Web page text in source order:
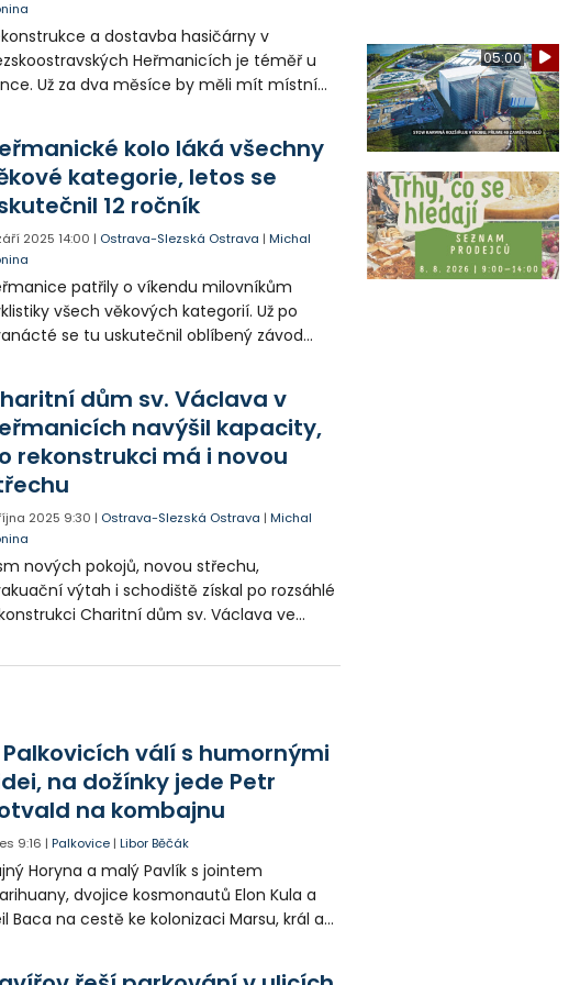
a dostavba hasičárny v
Heřmanicích je téměř u
Už za dva měsíce by měli mít místní
milionů korun.kolo láká všechny
kategorie, letos se
12 ročník
2025 14:00 | Ostrava-Slezská Ostrava |Michal
patřily o víkendu milovníkům
všech věkových kategorií. Už po
se tu uskutečnil oblíbený závod
se tu letos utkalo na dvě stě
dům sv. Václava v
navýšil kapacity,
rekonstrukci má i novou
2025 9:30 | Ostrava-Slezská Ostrava |Michal
nových pokojů, novou střechu,
výtah i schodiště získal po rozsáhlé
Charitní dům sv. Václava ve
podkroví se už v listopadu
Palkovicích válí s humornými
na dožínky jede Petr
na kombajnu
9:16 |Palkovice |Libor Běčák
Horyna a malý Pavlík s jointem
dvojice kosmonautů Elon Kula a
Baca na cestě ke kolonizaci Marsu, král a
05:00